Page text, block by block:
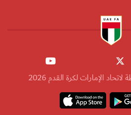
الإمارات لكرة القدم 2026